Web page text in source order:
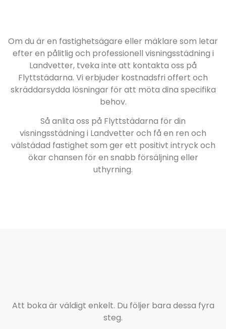
Om du är en fastighetsägare eller mäklare som letar
efter en pålitlig och professionell visningsstädning i
Landvetter, tveka inte att kontakta oss på
Flyttstädarna. Vi erbjuder kostnadsfri offert och
skräddarsydda lösningar för att möta dina specifika
behov.
Så anlita oss på Flyttstädarna för din
visningsstädning i Landvetter och få en ren och
välstädad fastighet som ger ett positivt intryck och
ökar chansen för en snabb försäljning eller
uthyrning.
Att boka är väldigt enkelt. Du följer bara dessa fyra
steg.